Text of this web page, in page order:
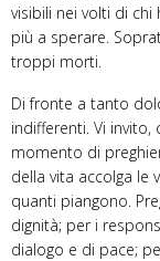
visibili nei volti di
più a sperare.
troppi morti.
Di fronte a tanto
indifferenti. Vi
momento di
della vita accolga le
quanti piangono.
dignità; per i
dialogo e di pace;